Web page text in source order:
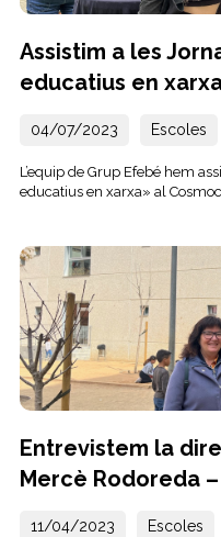
Assistim a les
educatius en
04/07/2023 Escoles
L’equip de Grup Efebé hem
educatius en xarxa» al
Entrevistem la
Mercè Rodoreda
11/04/2023 Escoles